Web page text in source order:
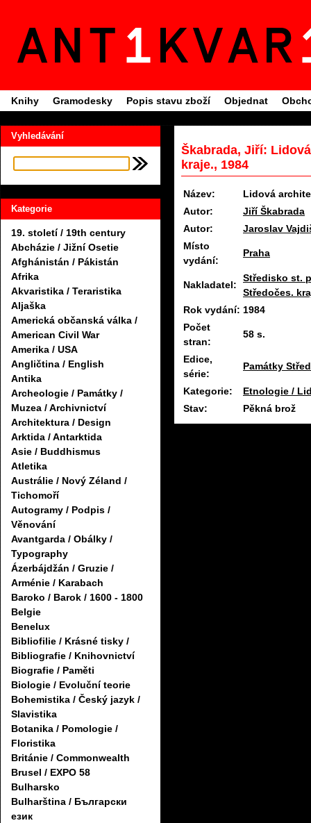
Knihy Gramodesky Popis stavu zboží Objednat
Vyhledávání
Kategorie
19. století / 19th century
Abcházie / Jižní Osetie
Afghánistán / Pákistán
Afrika
Akvaristika / Teraristika
Aljaška
Americká občanská válka /
American Civil War
Amerika / USA
Angličtina / English
Antika
Archeologie / Památky /
Muzea / Archivnictví
Architektura / Design
Arktida / Antarktida
Asie / Buddhismus
Atletika
Austrálie / Nový Zéland /
Tichomoří
Autogramy / Podpis /
Věnování
Avantgarda / Obálky /
Typography
Ázerbájdžán / Gruzie /
Arménie / Karabach
Baroko / Barok / 1600 - 1800
Belgie
Benelux
Bibliofilie / Krásné tisky /
Bibliografie / Knihovnictví
Biografie / Paměti
Biologie / Evoluční teorie
Bohemistika / Český jazyk /
Slavistika
Botanika / Pomologie /
Floristika
Británie / Commonwealth
Brusel / EXPO 58
Bulharsko
Bulharština / Български
език
Škabrada, Jiří:
kraje., 1984
Název:
Lidová
Autor:
Jiří Škabrada
Autor:
Jaroslav
Místo
vydání:
Praha
Nakladatel:
Středisko st.
Středočes.
Rok vydání: 1984
Počet
stran:
58 s.
Edice,
série:
Památky
Kategorie:
Etnologie /
Stav:
Pěkná brož